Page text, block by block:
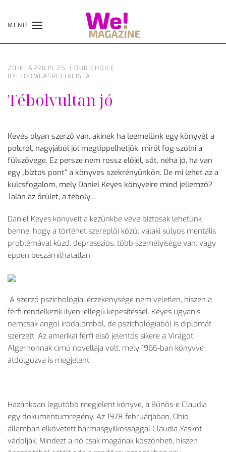
Skip
MENÜ
2016. ÁPRILIS 25. | OUR CHOICE
BY: JOOMLASPECIALISTA
Tébolyultan jó
Kevés olyan szerző van, akinek ha leemelünk egy könyvét a
polcról, nagyjából jól megtippelhetjük, miről fog szólni a
fülszövege. Ez persze nem rossz előjel, sőt, néha jó, ha van
egy „biztos pont” a könyves szekrényünkön. De mi lehet az a
kulcsfogalom, mely Daniel Keyes könyveire mind jellemző?
Talán az őrület, a téboly…
Daniel Keyes könyveit a kezünkbe véve biztosak lehetünk
benne, hogy a történet szereplői közül valaki súlyos mentális
problémával küzd, depressziós, több személyisége van, vagy
éppen beszámíthatatlan.
A szerző pszichológiai érzékenysége nem véletlen, hiszen a
férfi rendelkezik ilyen jellegű képesítéssel. Keyes ugyanis
nemcsak angol irodalomból, de pszichológiából is diplomát
szerzett. Az amerikai férfi első jelentős sikere a Virágot
Algernonnak című novellája volt, mely 1966-ban könyvvé
átdolgozva is megjelent.
Hazánkban legutóbb megjelent könyve, a Bűnös-e Claudia
egy dokumentumregény. Az 1978 februárjában, Ohio
államban elkövetett hármasgyilkossággal Claudia Yaskot
vádolják. Mindezt a nő csak magának köszönheti, hiszen